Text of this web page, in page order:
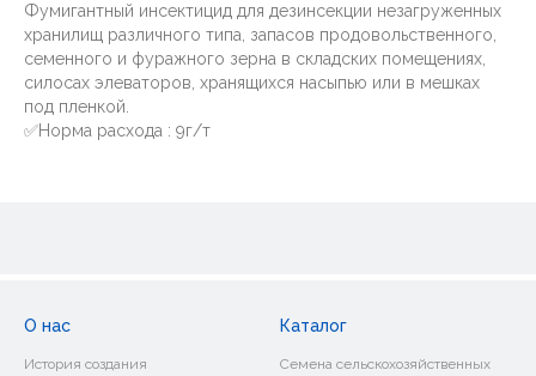
Фумигантный инсектицид для дезинсекции незагруженных
хранилищ различного типа, запасов продовольственного,
семенного и фуражного зерна в складских помещениях,
силосах элеваторов, хранящихся насыпью или в мешках
под пленкой.
✅Норма расхода : 9г/т
О нас
История создания
Каталог
Семена сельскохозяйственных